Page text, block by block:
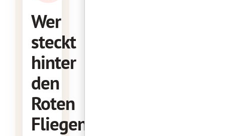
Wer
steckt
hinter
den
Roten
Fliegen?